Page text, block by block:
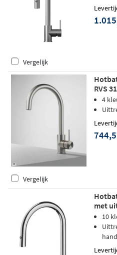
Vergelijk
RVS
4
Vergelijk
met
10